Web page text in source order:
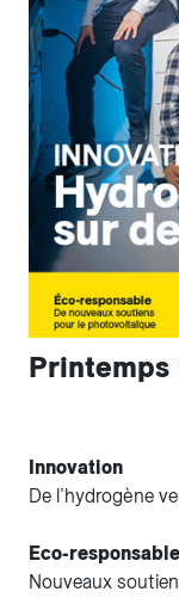
Printemps
Innovation
De l’hydrogène
Eco-responsable
Nouveaux